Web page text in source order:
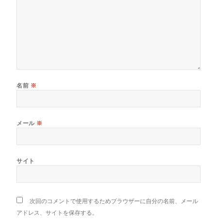
名前 ※
メール ※
サイト
次回のコメントで使用するためブラウザーに自分の名前、メール
アドレス、サイトを保存する。